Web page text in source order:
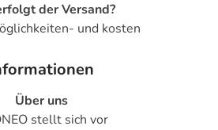
der Versand?
und kosten
Über uns
stellt sich vor